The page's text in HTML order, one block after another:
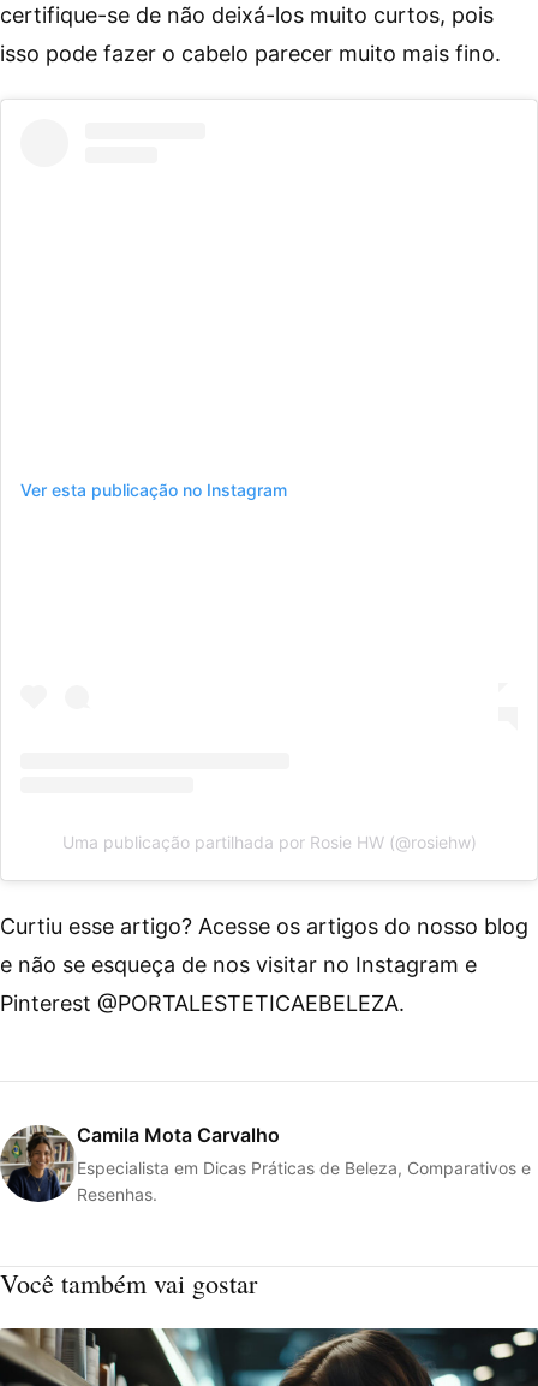
certifique-se de não deixá-los muito curtos, pois
isso pode fazer o cabelo parecer muito mais fino.
Ver esta publicação no Instagram
Uma publicação partilhada por Rosie HW (@rosiehw)
Curtiu esse artigo? Acesse os artigos do nosso blog
e não se esqueça de nos visitar no Instagram e
Pinterest @PORTALESTETICAEBELEZA.
Camila Mota Carvalho
Especialista em Dicas Práticas de Beleza, Comparativos e
Resenhas.
Você também vai gostar